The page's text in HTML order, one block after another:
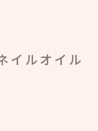
ルオイル